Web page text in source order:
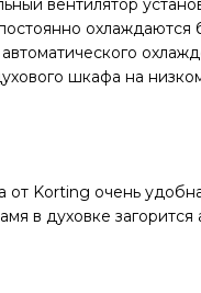
вентилятор
охлаждаются
шкафа на
от Korting очень
в духовке загорится